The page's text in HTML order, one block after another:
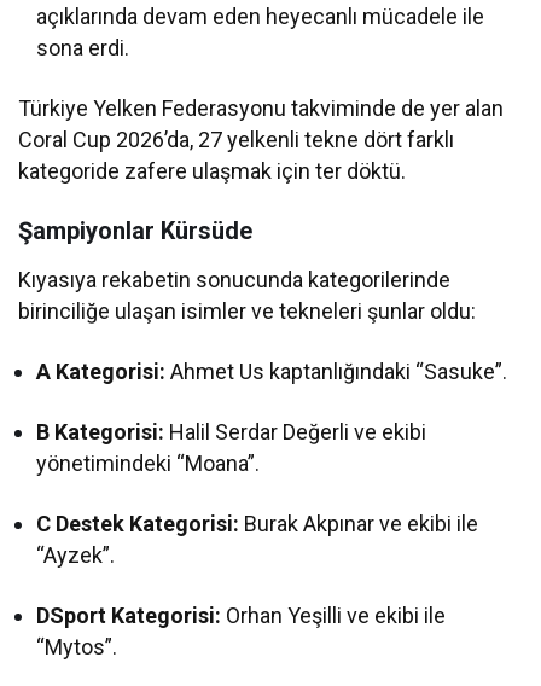
açıklarında devam eden heyecanlı mücadele ile
sona erdi.
Türkiye Yelken Federasyonu takviminde de yer alan
Coral Cup 2026’da, 27 yelkenli tekne dört farklı
kategoride zafere ulaşmak için ter döktü.
Şampiyonlar Kürsüde
Kıyasıya rekabetin sonucunda kategorilerinde
birinciliğe ulaşan isimler ve tekneleri şunlar oldu:
A Kategorisi: Ahmet Us kaptanlığındaki “Sasuke”.
B Kategorisi: Halil Serdar Değerli ve ekibi
yönetimindeki “Moana”.
C Destek Kategorisi: Burak Akpınar ve ekibi ile
“Ayzek”.
DSport Kategorisi: Orhan Yeşilli ve ekibi ile
“Mytos”.